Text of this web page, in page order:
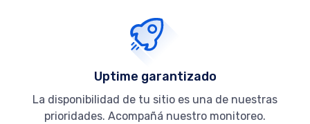
Uptime garantizado
La disponibilidad de tu sitio es una de nuestras
prioridades. Acompañá nuestro monitoreo.